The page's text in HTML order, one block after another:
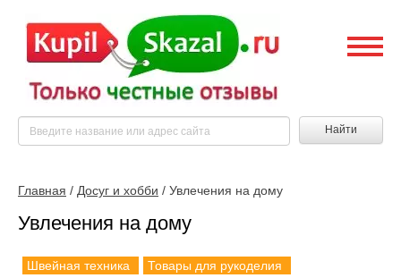
Найти
Главная / Досуг и хобби / Увлечения на дому
Увлечения на дому
Швейная техника
Товары для рукоделия